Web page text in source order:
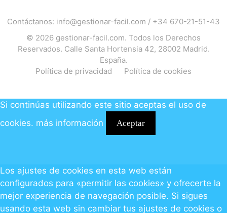
Contáctanos: info@gestionar-facil.com / +34 670-21-51-43
© 2026 gestionar-facil.com. Todos los Derechos
Reservados. Calle Santa Hortensia 42, 28002 Madrid.
España.
Política de privacidad
Política de cookies
Si continúas utilizando este sitio aceptas el uso de
cookies. más información Aceptar
Los ajustes de cookies en esta web están
configurados para «permitir las cookies» y ofrecerte la
mejor experiencia de navegación posible. Si sigues
usando esta web sin cambiar tus ajustes de cookies o